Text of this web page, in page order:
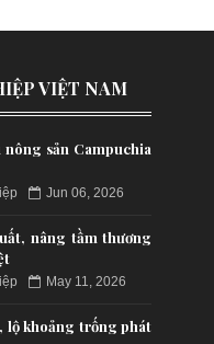
VIỆT NAM
sản Campuchia
Jun 06, 2026
nâng tầm thương
May 11, 2026
lộ khoảng trống phát